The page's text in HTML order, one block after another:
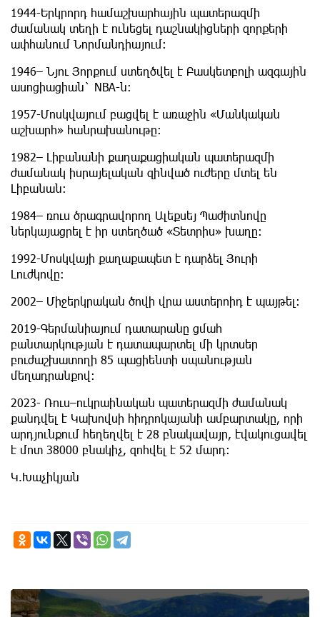
1944-Երկրորդ համաշխարհային պատերազմի
ժամանակ տեղի է ունեցել դաշնակիցների զորքերի
ափհանում Նորմանդիայում:
1946– Նյու Յորքում ստեղծվել է Բասկետբոլի ազգային
ասոցիացիան` NBA-ն։
1957-Մոսկվայում բացվել է առաջին «Մանկական
աշխարհ» հանրախանութը:
1982– Լիբանանի քաղաքացիական պատերազմի
ժամանակ իսրայելական զինված ուժերը մտել են
Լիբանան:
1984– ռուս ծրագրավորող Ալեքսեյ Պաժիտնովը
ներկայացրել է իր ստեղծած «Տետրիս» խաղը։
1992-Մոսկվայի քաղաքապետ է դարձել Յուրի
Լուժկովը:
2002– Միջերկրական ծովի վրա աստերոիդ է պայթել։
2019-Գերմանիայում դատարանը ցմահ
բանտարկության է դատապարտել մի կրտսեր
բուժաշխատողի 85 պացիենտի սպանության
մեղադրանքով։
2023- Ռուս–ուկրաինական պատերազմի ժամանակ
քանդվել է Կախովսի հիդրոկայանի ամբարտակը, որի
արդյունքում հեղեղվել է 28 բնակավայր, էվակուցավել
է մոտ 38000 բնակիչ, զոհվել է 52 մարդ:
Կ.Խաչիկյան